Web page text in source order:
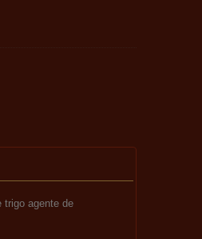
trigo agente de